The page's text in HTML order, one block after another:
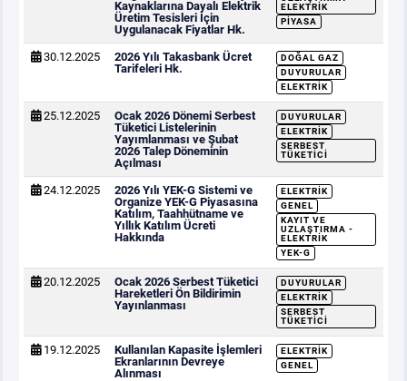
BT HİZMET YÖNETİM SİSTEMİ POLİTİKAMIZ
Kaynaklarına Dayalı Elektrik
Üretim Tesisleri İçin
Uygulanacak Fiyatlar Hk.
ELEKTRIK
PIYASA
30.12.2025
2026 Yılı Takasbank Ücret
Tarifeleri Hk.
DOĞAL GAZ
DUYURULAR
ELEKTRIK
25.12.2025
Ocak 2026 Dönemi Serbest
Tüketici Listelerinin
Yayımlanması ve Şubat
2026 Talep Döneminin
Açılması
DUYURULAR
ELEKTRIK
SERBEST
TÜKETICI
24.12.2025
2026 Yılı YEK-G Sistemi ve
Organize YEK-G Piyasasına
Katılım, Taahhütname ve
Yıllık Katılım Ücreti
Hakkında
ELEKTRIK
GENEL
KAYIT VE
UZLAŞTIRMA -
ELEKTRIK
YEK-G
20.12.2025
Ocak 2026 Serbest Tüketici
Hareketleri Ön Bildirimin
Yayınlanması
DUYURULAR
ELEKTRIK
SERBEST
TÜKETICI
19.12.2025
Kullanılan Kapasite İşlemleri
Ekranlarının Devreye
Alınması
ELEKTRIK
GENEL